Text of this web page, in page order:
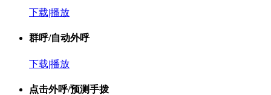
下载|播放
群呼/自动外呼
下载|播放
点击外呼/预测手拨